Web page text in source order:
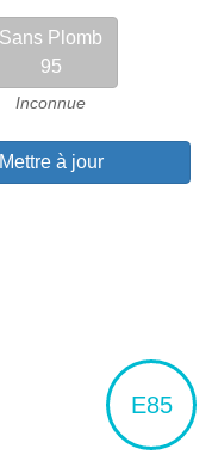
Sans Plomb
95
Inconnue
Mettre à jour
E85